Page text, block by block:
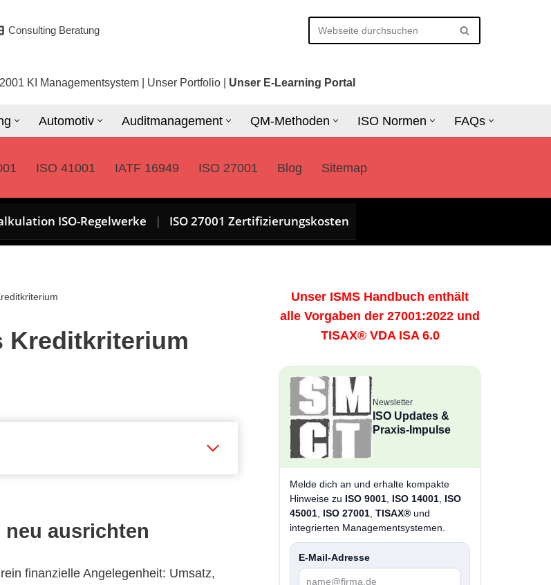
Consulting Beratung
KI Managementsystem Unser Portfolio Unser E-Learning Portal
Automotiv Auditmanagement QM-Methoden ISO Normen FAQs
ISO 41001 IATF 16949 ISO 27001 Blog Sitemap
ISO-Regelwerke | ISO 27001 Zertifizierungskosten
Kreditkriterium
ausrichten
finanzielle Angelegenheit: Umsatz,
Unser ISMS Handbuch enthält
alle Vorgaben der 27001:2022 und
TISAX® VDA ISA 6.0
Newsletter
ISO Updates &
Praxis-Impulse
Melde dich an und erhalte kompakte
Hinweise zu ISO 9001 ISO 14001 ISO
45001 ISO 27001 TISAX® und
integrierten Managementsystemen.
E-Mail-Adresse